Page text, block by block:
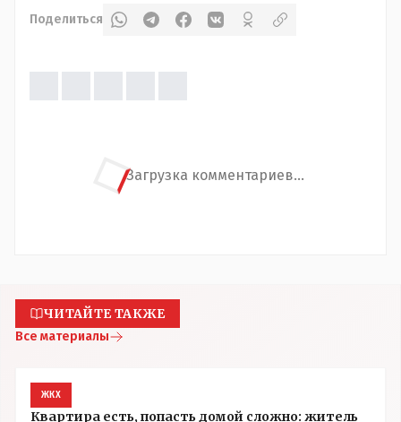
Поделиться
Загрузка комментариев...
ЧИТАЙТЕ ТАКЖЕ
Все материалы
ЖКХ
Квартира есть, попасть домой сложно: житель